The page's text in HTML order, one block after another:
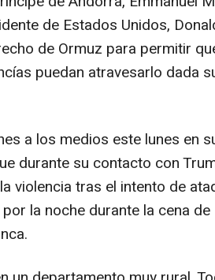
de Estados Unidos,
de Ormuz para permitir
puedan atravesarlo dada
a los medios este lunes en
durante su contacto con
violencia tras el intento de
la noche durante la cena de